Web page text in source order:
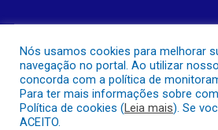
COMO CHEGAR À PREFEITURA
Nós usamos cookies para melhorar
navegação no portal. Ao utilizar
concorda com a política de
Para ter mais informações sobre
Política de cookies (Leia mais). Se
ACEITO.